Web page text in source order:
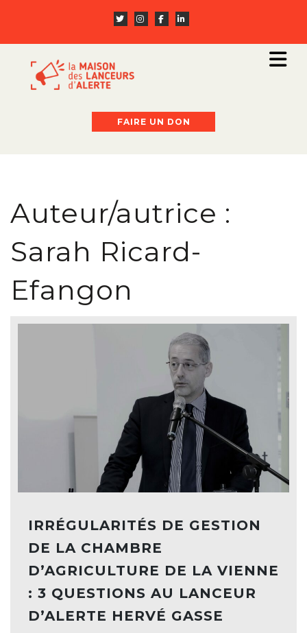
FAIRE UN DON
Auteur/autrice :
Sarah Ricard-
Efangon
IRRÉGULARITÉS DE GESTION
DE LA CHAMBRE
D’AGRICULTURE DE LA VIENNE
: 3 QUESTIONS AU LANCEUR
D’ALERTE HERVÉ GASSE